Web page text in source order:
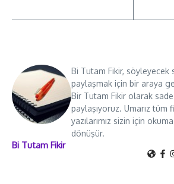
Bi Tutam Fikir
Bi Tutam Fikir, söyleyecek
paylaşmak için bir araya
Bir Tutam Fikir olarak
paylaşıyoruz. Umarız tüm
yazılarımız sizin için
dönüşür.